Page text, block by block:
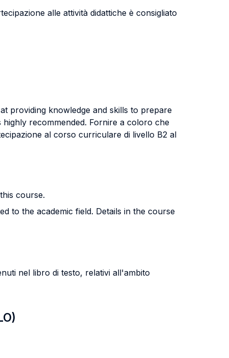
alle attività didattiche è consigliato
providing knowledge and skills to prepare
recommended. Fornire a coloro che
al corso curriculare di livello B2 al
course.
to the academic field. Details in the course
nel libro di testo, relativi all'ambito